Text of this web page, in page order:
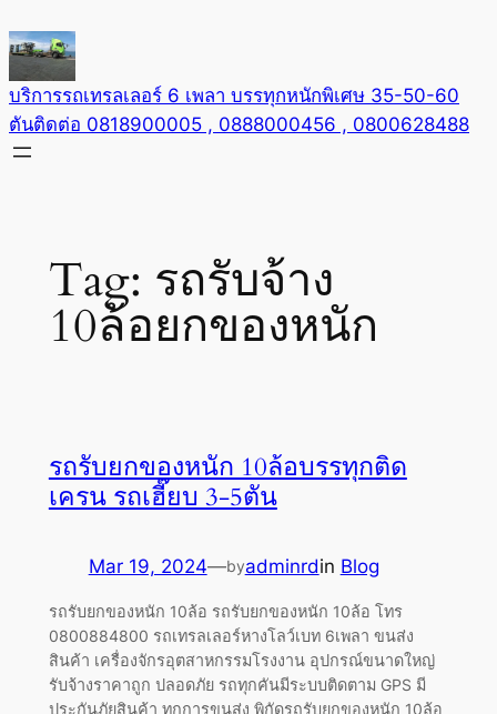
to
content
บริการรถเทรลเลอร์ 6 เพลา บรรทุกหนักพิเศษ 35-50-60
ตันติดต่อ 0818900005 , 0888000456 , 0800628488
Tag: รถรับจ้าง
10ล้อยกของหนัก
รถรับยกของหนัก 10ล้อบรรทุกติด
เครน รถเฮี๊ยบ 3-5ตัน
Mar 19, 2024—byadminrdin Blog
รถรับยกของหนัก 10ล้อ รถรับยกของหนัก 10ล้อ โทร
0800884800 รถเทรลเลอร์หางโลว์เบท 6เพลา ขนส่ง
สินค้า เครื่องจักรอุตสาหกรรมโรงงาน อุปกรณ์ขนาดใหญ่
รับจ้างราคาถูก ปลอดภัย รถทุกคันมีระบบติดตาม GPS มี
ประกันภัยสินค้า ทุกการขนส่ง พิกัดรถรับยกของหนัก 10ล้อ